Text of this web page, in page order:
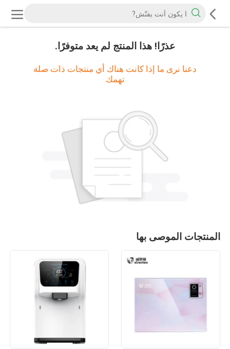
عذرًا! هذا المنتج لم يعد متوفرًا.
دعنا نرى ما إذا كانت هناك أي منتجات ذات صلة
تهمك
المنتجات الموصى بها